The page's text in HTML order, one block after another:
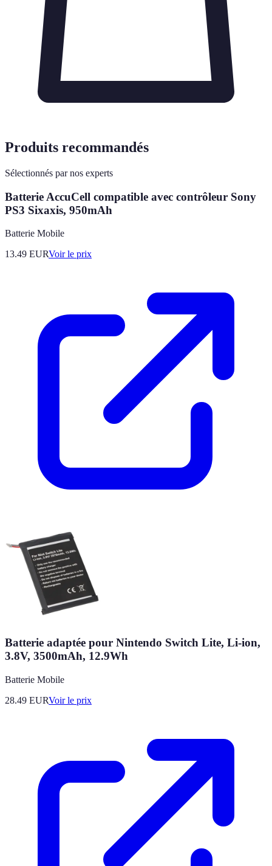
Produits recommandés
Sélectionnés par nos experts
Batterie AccuCell compatible avec contrôleur Sony
PS3 Sixaxis, 950mAh
Batterie Mobile
13.49 EURVoir le prix
Batterie adaptée pour Nintendo Switch Lite, Li-ion,
3.8V, 3500mAh, 12.9Wh
Batterie Mobile
28.49 EURVoir le prix